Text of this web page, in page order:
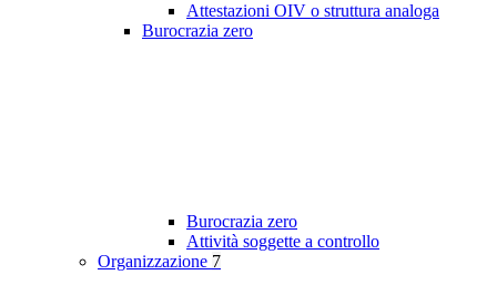
Attestazioni OIV o struttura analoga
Burocrazia zero
Burocrazia zero
Attività soggette a controllo
Organizzazione 7